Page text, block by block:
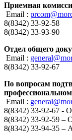
Приемная
Email :
8(8342) 33-92-58
8(8342) 33-93-90
Отдел общего
Email :
8(8342) 33-92-67
По вопросам
Email :
8(8342) 33-92-
8(8342) 33-92-59
8(8342) 33-94-35